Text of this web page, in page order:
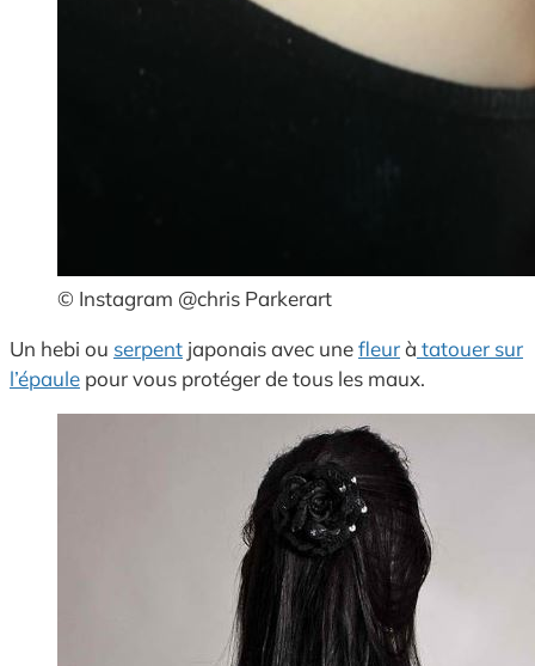
© Instagram @chris Parkerart
Un hebi ou serpent japonais avec unefleurà tatouer sur
l’épaule pour vous protéger de tous les maux.